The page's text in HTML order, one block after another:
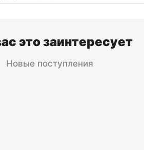
это заинтересует
Новые поступления